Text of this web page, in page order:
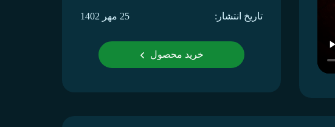
تاریخ انتشار: 25 مهر 1402
خرید محصول